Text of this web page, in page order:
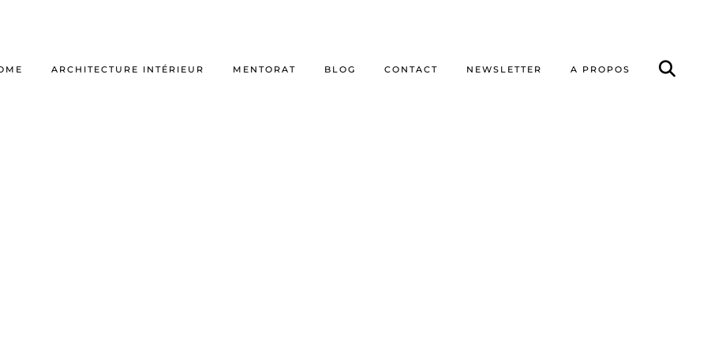
ARCHITECTURE INTÉRIEUR MENTORAT BLOG CONTACT NEWSLETTER A PROPOS